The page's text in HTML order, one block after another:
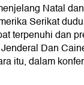
Natal
Serikat
terpenuhi dan
Dan
itu, dalam